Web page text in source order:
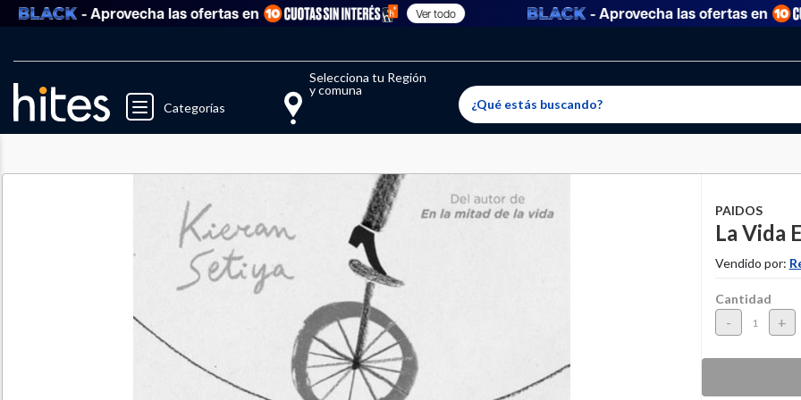
- Aprovecha las ofertas en Ver todo - Aprovecha las ofertas en
Categorías
Selecciona tu Región
y comuna
El producto ha sido eliminado correctamente
El producto ha sido agregado a tu lista de favoritos
Llegaste al límite de productos favoritos permitidos, para agregar uno nuevo ingresa a “Mi
PAIDOS
La Vida
Vendido por:
Cantidad
- +